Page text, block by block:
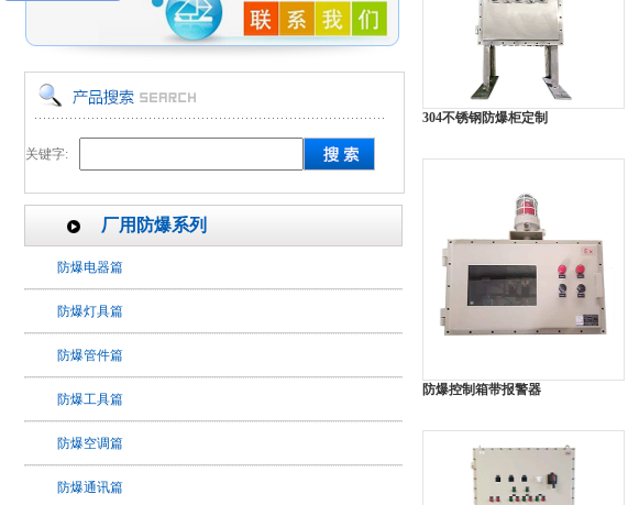
关键字:
厂用防爆系列
防爆电器篇
防爆灯具篇
防爆管件篇
防爆工具篇
防爆空调篇
防爆通讯篇
304不锈钢防爆柜定制
防爆控制箱带报警器